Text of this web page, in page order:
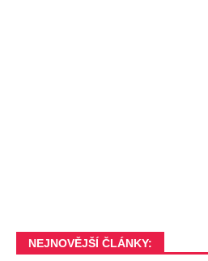
NEJNOVĚJŠÍ ČLÁNKY: